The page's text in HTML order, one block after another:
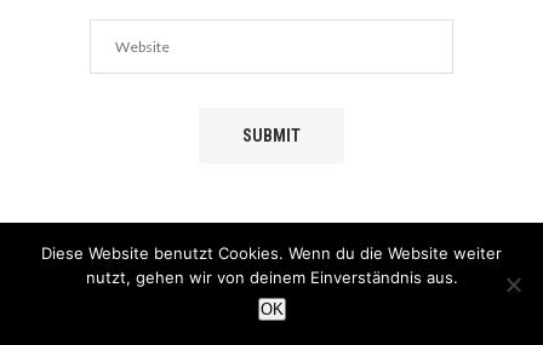
Diese Website benutzt Cookies. Wenn du die Website weiter
nutzt, gehen wir von deinem Einverständnis aus.
OK